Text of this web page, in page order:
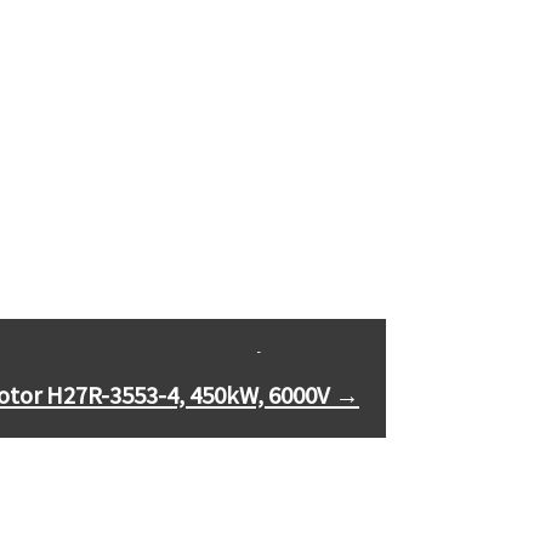
H27R-3551-4, 355kW, 6000V
H27R-3553-4, 450kW, 6000V →